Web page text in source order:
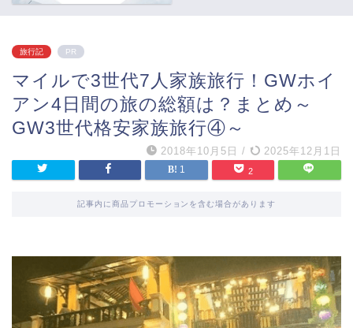
旅行記 PR
マイルで3世代7人家族旅行！GWホイ
アン4日間の旅の総額は？まとめ～
GW3世代格安家族旅行④～
2018年10月5日 / 2025年12月1日
1 2
記事内に商品プロモーションを含む場合があります